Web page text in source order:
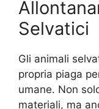
Selvatici
Gli animali
propria piaga
umane. Non
materiali, ma